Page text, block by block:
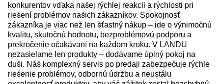
konkurentov vďaka našej rýchlej reakcii a rýchlosti pri
riešení problémov našich zákazníkov. Spokojnosť
zákazníka je viac než len šťastný nákup – ide o výnimočnú
kvalitu, skutočnú hodnotu, bezproblémovú podporu a
prekročenie očakávaní na každom kroku. V LANDU
nezasielame len produkty – dodávame úplný pokoj na
duši. Náš komplexný servis po predaji zabezpečuje rýchle
riešenie problémov, odbornú údržbu a neustálu